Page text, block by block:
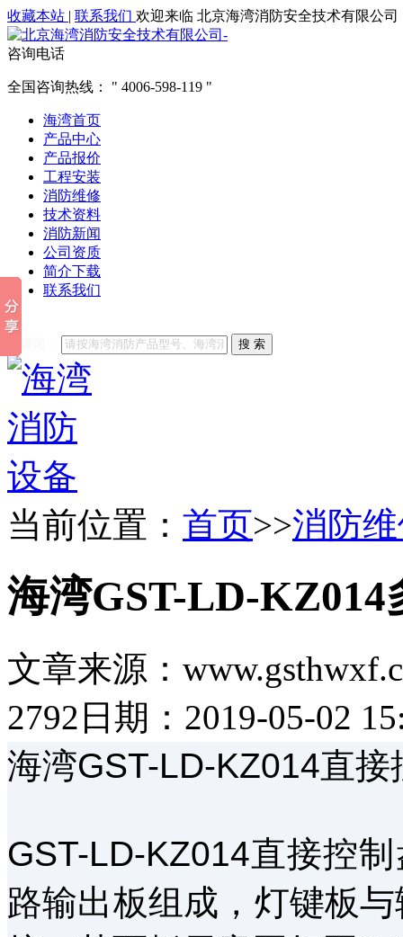
收藏本站 | 联系我们 欢迎来临 北京海湾消防安全技术有限公司
咨询电话
全国咨询热线： 4006-598-119
海湾首页
产品中心
产品报价
工程安装
消防维修
技术资料
消防新闻
公司资质
简介下载
联系我们
他们都在搜索:
搜 索
当前位置： 首页>>消防
海湾GST-LD-
文章来源：
2792 日期：2019-05-02
海湾GST-LD-KZ014直
GST-LD-KZ014直接控
路输出板组成，灯键板